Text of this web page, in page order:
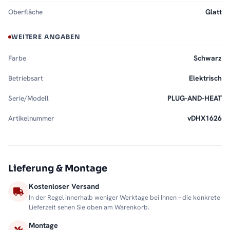
Oberfläche Glatt
WEITERE ANGABEN
Farbe Schwarz
Betriebsart Elektrisch
Serie/Modell PLUG-AND-HEAT
Artikelnummer vDHX1626
Lieferung & Montage
Kostenloser Versand
In der Regel innerhalb weniger Werktage bei Ihnen – die konkrete
Lieferzeit sehen Sie oben am Warenkorb.
Montage